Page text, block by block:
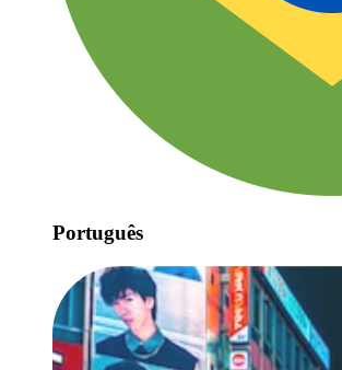
Português